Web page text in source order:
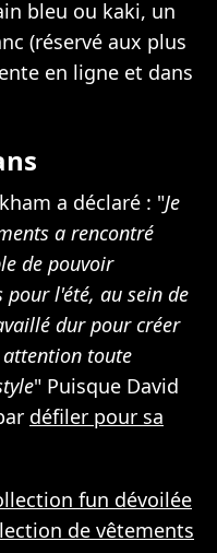
bleu ou kaki, un
(réservé aux plus
en ligne et dans
a déclaré : "Je
a rencontré
de pouvoir
l'été, au sein de
dur pour créer
attention toute
" Puisque David
défiler pour sa
fun dévoilée
de vêtements